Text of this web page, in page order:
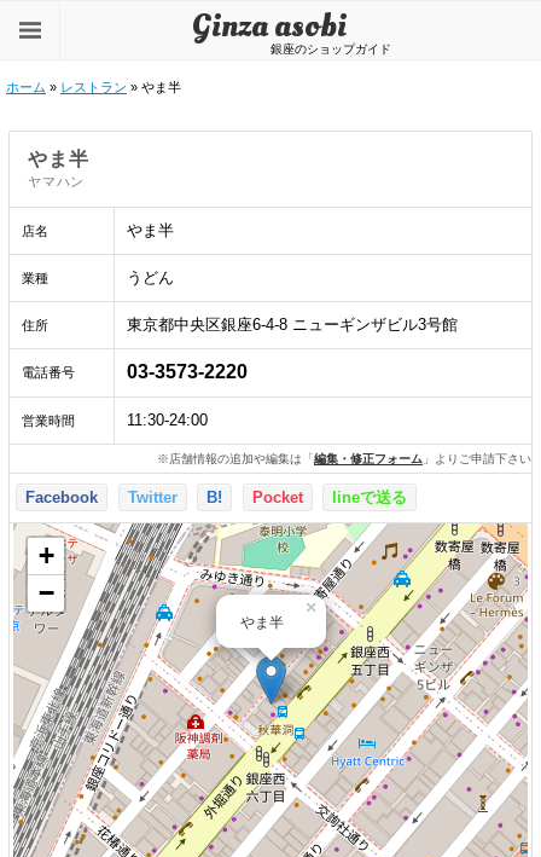
銀座のショップガイド
Ginza asobi
ホーム » レストラン » やま半
やま半
ヤマハン
店名 やま半
業種 うどん
住所 東京都中央区銀座6-4-8 ニューギンザビル3号館
電話番号 03-3573-2220
営業時間 11:30-24:00
※店舗情報の追加や編集は「編集・修正フォーム 」よりご申請下さい
Facebook Twitter B! Pocket lineで送る
やま半
×
+
−